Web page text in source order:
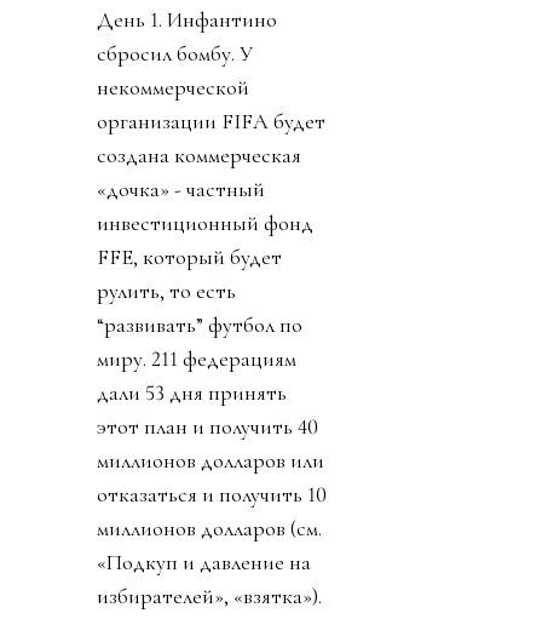
День 1. Инфантино
сбросил бомбу. У
некоммерческой
организации FIFA будет
создана коммерческая
«дочка» - частный
инвестиционный фонд
FFE, который будет
рулить, то есть
“развивать” футбол по
миру. 211 федерациям
дали 53 дня принять
этот план и получить 40
миллионов долларов или
отказаться и получить 10
миллионов долларов (см.
«Подкуп и давление на
избирателей», «взятка»).